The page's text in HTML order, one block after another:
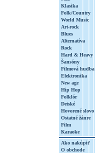
Klasika
Folk/Country
World Music
Art-rock
Blues
Alternatíva
Rock
Hard & Heavy
Šansóny
Filmová hudba
Elektronika
New age
Hip Hop
Folklór
Detské
Hovorené slovo
Ostatné žánre
Film
Karaoke
Ako nakúpiť
O obchode